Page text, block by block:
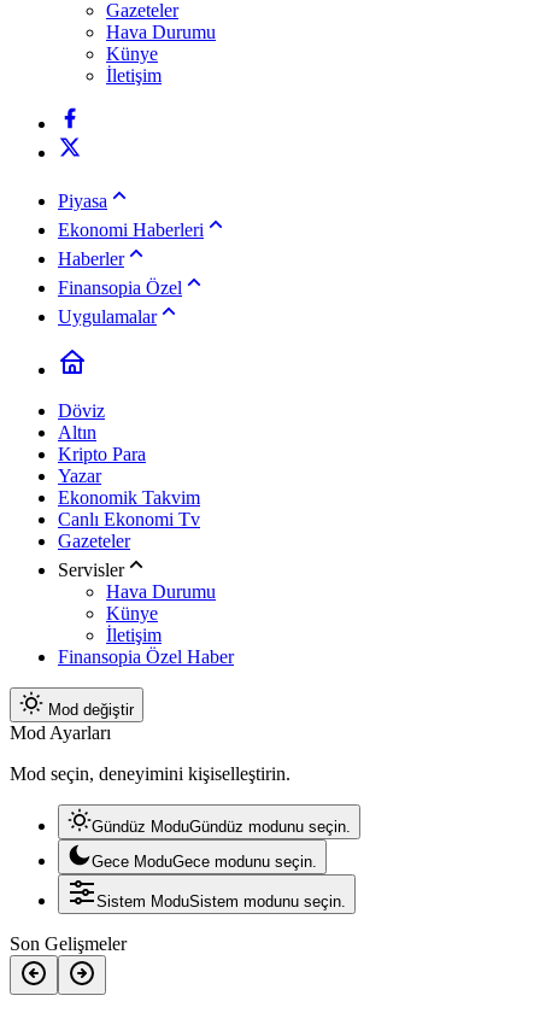
Gazeteler
Hava Durumu
Künye
İletişim
Piyasa
Ekonomi Haberleri
Haberler
Finansopia Özel
Uygulamalar
Döviz
Altın
Kripto Para
Yazar
Ekonomik Takvim
Canlı Ekonomi Tv
Gazeteler
Servisler
Hava Durumu
Künye
İletişim
Finansopia Özel Haber
Mod değiştir
Mod Ayarları
Mod seçin, deneyimini kişiselleştirin.
Gündüz ModuGündüz modunu seçin.
Gece ModuGece modunu seçin.
Sistem ModuSistem modunu seçin.
Son Gelişmeler